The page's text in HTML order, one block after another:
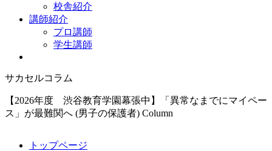
校舎紹介
講師紹介
プロ講師
学生講師
サカセルコラム
【2026年度 渋谷教育学園幕張中】「異常なまでにマイペー
ス」が最難関へ (男子の保護者) Column
トップページ